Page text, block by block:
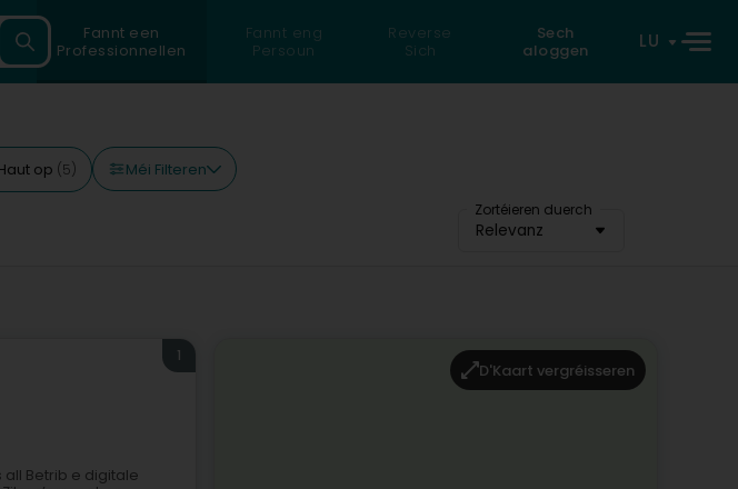
Fannt een
Professionnellen
Fannt eng
Persoun
Reverse
Sich
Sech
aloggen
LU
op (5) Méi Filteren
Zortéieren duerch
Relevanz
1
Betrib e digitale
D'Kaart vergréisseren